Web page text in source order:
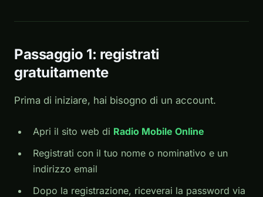
Passaggio 1: registrati
gratuitamente
Prima di iniziare, hai bisogno di un account.
Apri il sito web di Radio Mobile Online
Registrati con il tuo nome o nominativo e un
indirizzo email
Dopo la registrazione, riceverai la password via